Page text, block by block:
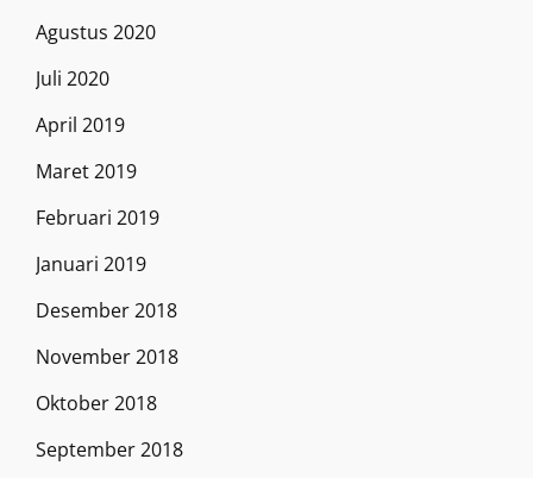
Agustus 2020
Juli 2020
April 2019
Maret 2019
Februari 2019
Januari 2019
Desember 2018
November 2018
Oktober 2018
September 2018